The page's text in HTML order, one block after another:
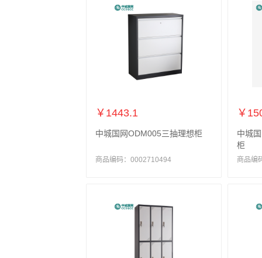
￥1443.1
中城国网ODM005三抽理想柜
商品编码：0002710494
￥
中城
柜
商品编